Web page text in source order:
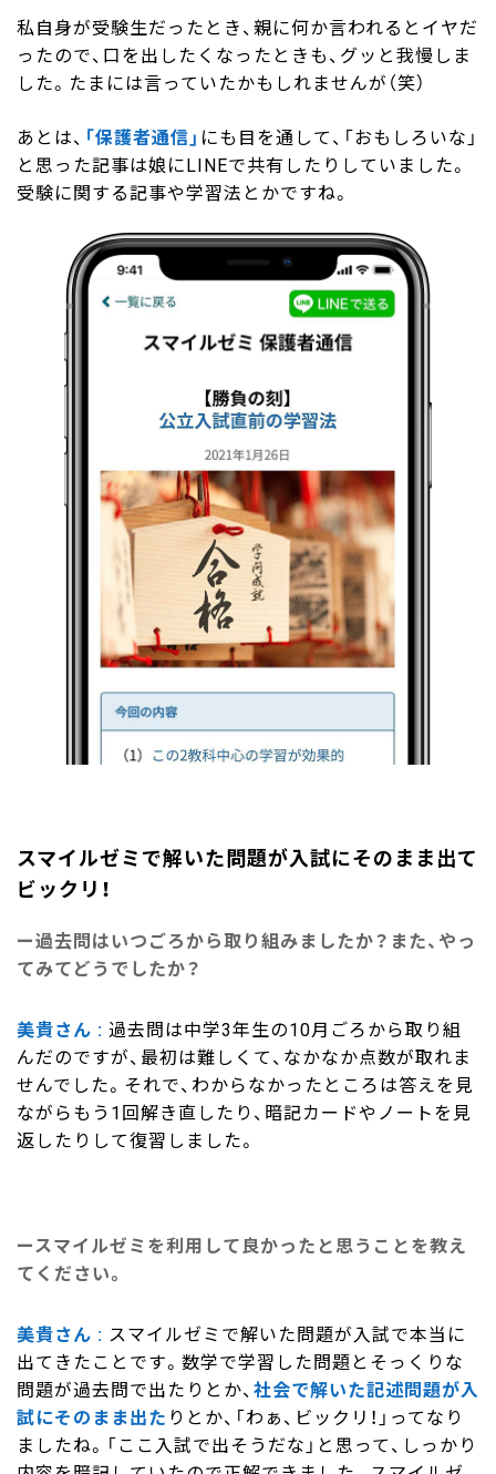
私自身が受験生だったとき、親に何か言われるとイヤだ
ったので、口を出したくなったときも、グッと我慢しま
した。たまには言っていたかもしれませんが（笑）
あとは、 「保護者通信」 にも目を通して、「おもしろいな」
と思った記事は娘にLINEで共有したりしていました。
受験に関する記事や学習法とかですね。
スマイルゼミで解いた問題が入試にそのまま出て
ビックリ！
過去問はいつごろから取り組みましたか？また、やっ
てみてどうでしたか？
美貴さん
過去問は中学3年生の10月ごろから取り組
んだのですが、最初は難しくて、なかなか点数が取れま
せんでした。それで、わからなかったところは答えを見
ながらもう1回解き直したり、暗記カードやノートを見
返したりして復習しました。
スマイルゼミを利用して良かったと思うことを教え
てください。
美貴さん
スマイルゼミで解いた問題が入試で本当に
出てきたことです。数学で学習した問題とそっくりな
問題が過去問で出たりとか、 社会で解いた記述問題が入
試にそのまま出た りとか、「わぁ、ビックリ！」ってなり
ましたね。「ここ入試で出そうだな」と思って、しっかり